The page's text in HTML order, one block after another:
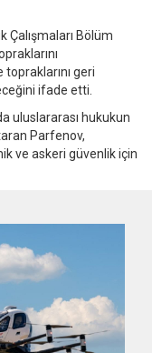
Çalışmaları Bölüm
geri
ifade etti.
uluslararası hukukun
Parfenov,
ve askeri güvenlik için